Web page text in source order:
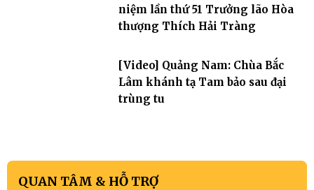
niệm lần thứ 51 Trưởng lão Hòa
thượng Thích Hải Tràng
[Video] Quảng Nam: Chùa Bắc
Lâm khánh tạ Tam bảo sau đại
trùng tu
QUAN TÂM & HỖ TRỢ